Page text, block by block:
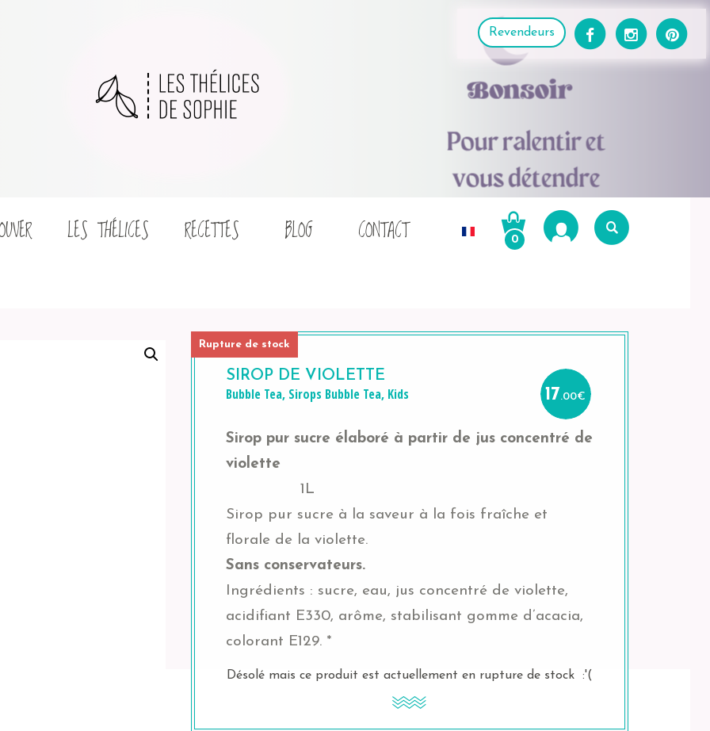
Revendeurs
LES THÉLICES RECETTES BLOG CONTACT 0
SIROP DE VIOLETTE
Bubble Tea, Sirops Bubble Tea, Kids
Rupture de stock
17.00€
Sirop pur sucre élaboré à partir de jus concentré de
violette
1L
Sirop pur sucre à la saveur à la fois fraîche et
florale de la violette.
Sans conservateurs.
Ingrédients : sucre, eau, jus concentré de violette,
acidifiant E330, arôme, stabilisant gomme d’acacia,
colorant E129. *
Désolé mais ce produit est actuellement en rupture de stock :'(